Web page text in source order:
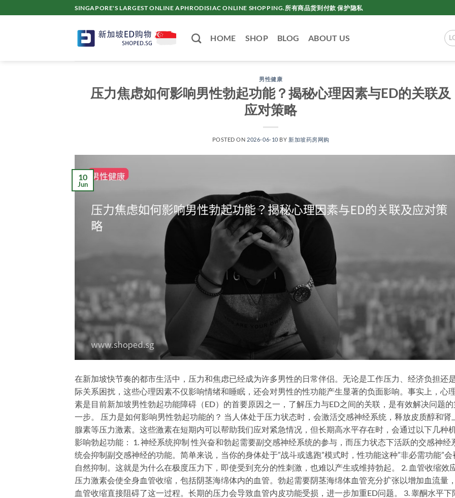
to
SINGAPORE'S LARGEST ONLINE APHRODISIAC ONLINE SHOPPING.所有商品货到付款 保护隐私
HOME SHOP BLOG ABOUT US
男性健康
压力焦虑如何影响男性勃起功能？揭秘心理因素与ED的关联及
应对策略
POSTED ON 2026-06-10 BY 新加坡药房网购
10
Jun
在新加坡快节奏的都市生活中，压力和焦虑已经成为许多男性的日常伴侣。无论是工作压力、经济负担还
际关系困扰，这些心理因素不仅影响情绪和睡眠，还会对男性的性功能产生显著的负面影响。事实上，心
素是目前新加坡男性勃起功能障碍（ED）的首要原因之一，了解压力与ED之间的关联，是有效解决问题
一步。 压力是如何影响男性勃起功能的？ 当人体处于压力状态时，会激活交感神经系统，释放皮质醇和肾
腺素等压力激素。这些激素在短期内可以帮助我们应对紧急情况，但长期高水平存在时，会通过以下几种
影响勃起功能： 1. 神经系统抑制 性兴奋和勃起需要副交感神经系统的参与，而压力状态下活跃的交感神经
统会抑制副交感神经的功能。简单来说，当你的身体处于”战斗或逃跑”模式时，性功能这种”非必需功能”会
自然抑制。这就是为什么在极度压力下，即使受到充分的性刺激，也难以产生或维持勃起。 2. 血管收缩效
压力激素会使全身血管收缩，包括阴茎海绵体内的血管。勃起需要阴茎海绵体血管充分扩张以增加血流量
血管收缩直接阻碍了这一过程。长期的压力会导致血管内皮功能受损，进一步加重ED问题。 3. 睾酮水平下